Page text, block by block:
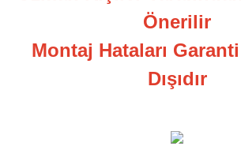
Önerilir
Montaj Hataları
Dışıdır